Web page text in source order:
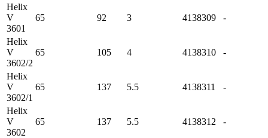
Helix
V
3601
65 92 3 4138309 -
Helix
V
3602/2
65 105 4 4138310 -
Helix
V
3602/1
65 137 5.5 4138311 -
Helix
V
3602
65 137 5.5 4138312 -